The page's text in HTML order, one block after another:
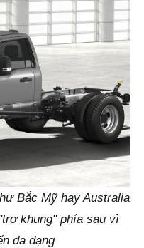
Bắc Mỹ hay Australia
khung" phía sau vì
đa dạng